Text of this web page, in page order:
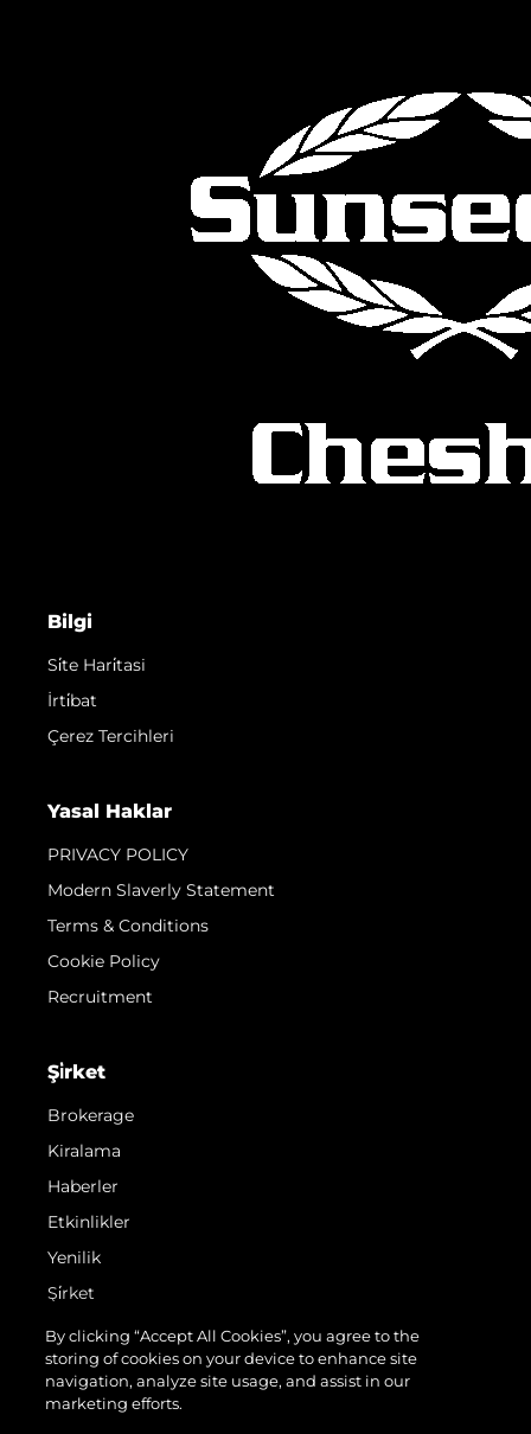
Bilgi
Si̇te Hari̇tasi
İrti̇bat
Çerez Tercihleri
Yasal Haklar
PRIVACY POLICY
Modern Slaverly Statement
Terms & Conditions
Cookie Policy
Recruitment
Şi̇rket
Brokerage
Kiralama
Haberler
Etkinlikler
Yenilik
Şi̇rket
Ekip
Yaşam Şekli̇
Mi̇ras
By clicking “Accept All Cookies”, you agree to the
storing of cookies on your device to enhance site
navigation, analyze site usage, and assist in our
marketing efforts.